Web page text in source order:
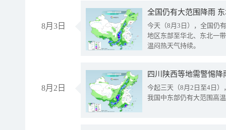
8月3日
全国仍有大范围降雨
今天（8月3日），全国仍
地区东部至华北、东北一
温闷热天气持续。
8月2日
今起三天（8月2日至4日
我国中东部仍有大范围高